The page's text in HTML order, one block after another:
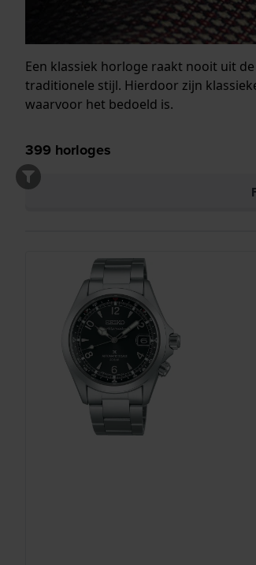
Een klassiek horloge raakt nooit uit
traditionele stijl. Hierdoor zijn
waarvoor het bedoeld is.
399 horloges